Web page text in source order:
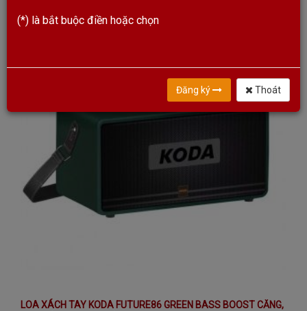
LOA XÁCH TAY KODA FUTURE86 GREEN BASS BOOST CĂNG,
(*) là bắt buộc điền hoặc chọn
Đăng ký Thoát